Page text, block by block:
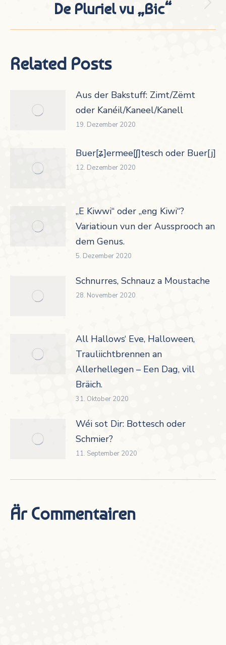
Nächster
De Pluriel vu „Bic“
Related Posts
Aus der Bakstuff: Zimt/Zëmt
oder Kanéil/Kaneel/Kanell
19. Dezember 2020
Buer[ʑ]ermee[ʃ]tesch oder
12. Dezember 2020
„E Kiwwi“ oder „eng Kiwi“?
Variatioun vun der Aussprooch an
dem Genus.
5. Dezember 2020
Schnurres, Schnauz a Moustache
28. November 2020
All Hallows‘ Eve, Halloween,
Trauliichtbrennen an
Allerhellegen – Een Dag, vill
Bräich.
31. Oktober 2020
Wéi sot Dir: Bottesch oder
Schmier?
11. September 2020
Är Commentairen